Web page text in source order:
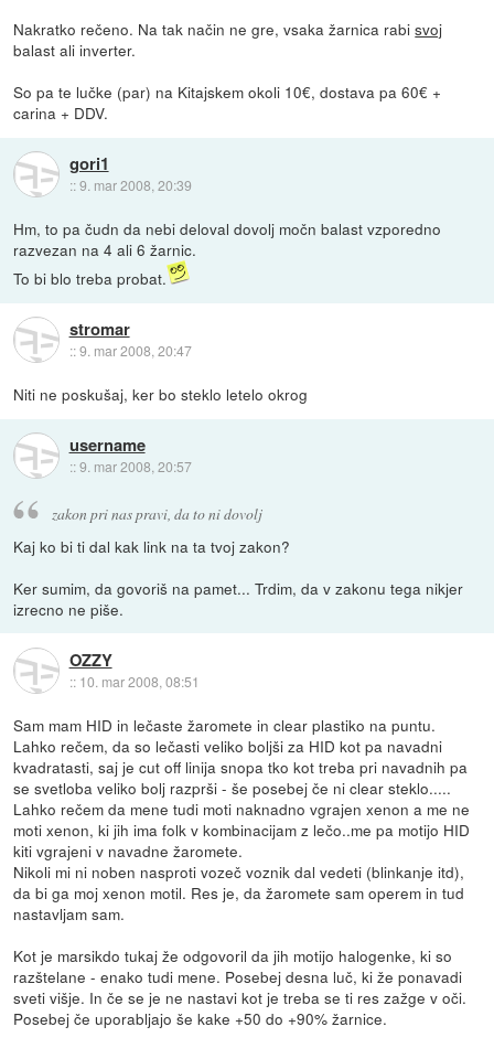
Nakratko rečeno. Na tak način ne gre, vsaka žarnica rabisvoj
balast ali inverter.
So pa te lučke (par) na Kitajskem okoli 10€, dostava pa 60€ +
carina + DDV.
gori1
::9. mar 2008, 20:39
Hm, to pa čudn da nebi deloval dovolj močn balast vzporedno
razvezan na 4 ali 6 žarnic.
To bi blo treba probat.
stromar
::9. mar 2008, 20:47
Niti ne poskušaj, ker bo steklo letelo okrog
username
::9. mar 2008, 20:57
zakon pri nas pravi, da to ni dovolj
Kaj ko bi ti dal kak link na ta tvoj zakon?
Ker sumim, da govoriš na pamet... Trdim, da v zakonu tega nikjer
izrecno ne piše.
OZZY
:: 10. mar 2008, 08:51
Sam mam HID in lečaste žaromete in clear plastiko na puntu.
Lahko rečem, da so lečasti veliko boljši za HID kot pa navadni
kvadratasti, saj je cut off linija snopa tko kot treba pri navadnih pa
se svetloba veliko bolj razprši - še posebej če ni clear steklo.....
Lahko rečem da mene tudi moti naknadno vgrajen xenon a me ne
moti xenon, ki jih ima folk v kombinacijam z lečo..me pa motijo HID
kiti vgrajeni v navadne žaromete.
Nikoli mi ni noben nasproti vozeč voznik dal vedeti (blinkanje itd),
da bi ga moj xenon motil. Res je, da žaromete sam operem in tud
nastavljam sam.
Kot je marsikdo tukaj že odgovoril da jih motijo halogenke, ki so
razštelane - enako tudi mene. Posebej desna luč, ki že ponavadi
sveti višje. In če se je ne nastavi kot je treba se ti res zažge v oči.
Posebej če uporabljajo še kake +50 do +90% žarnice.